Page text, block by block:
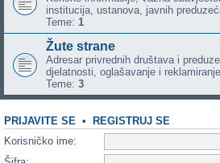
institucija, ustanova, javnih
Teme: 1
Žute strane
Adresar privrednih društava i
djelatnosti, oglašavanje i
Teme: 3
PRIJAVITE SE • REGISTRUJ SE
Korisničko ime: